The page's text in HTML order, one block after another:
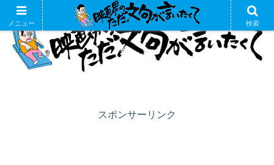
スポンサーリンク
メニュー 検索